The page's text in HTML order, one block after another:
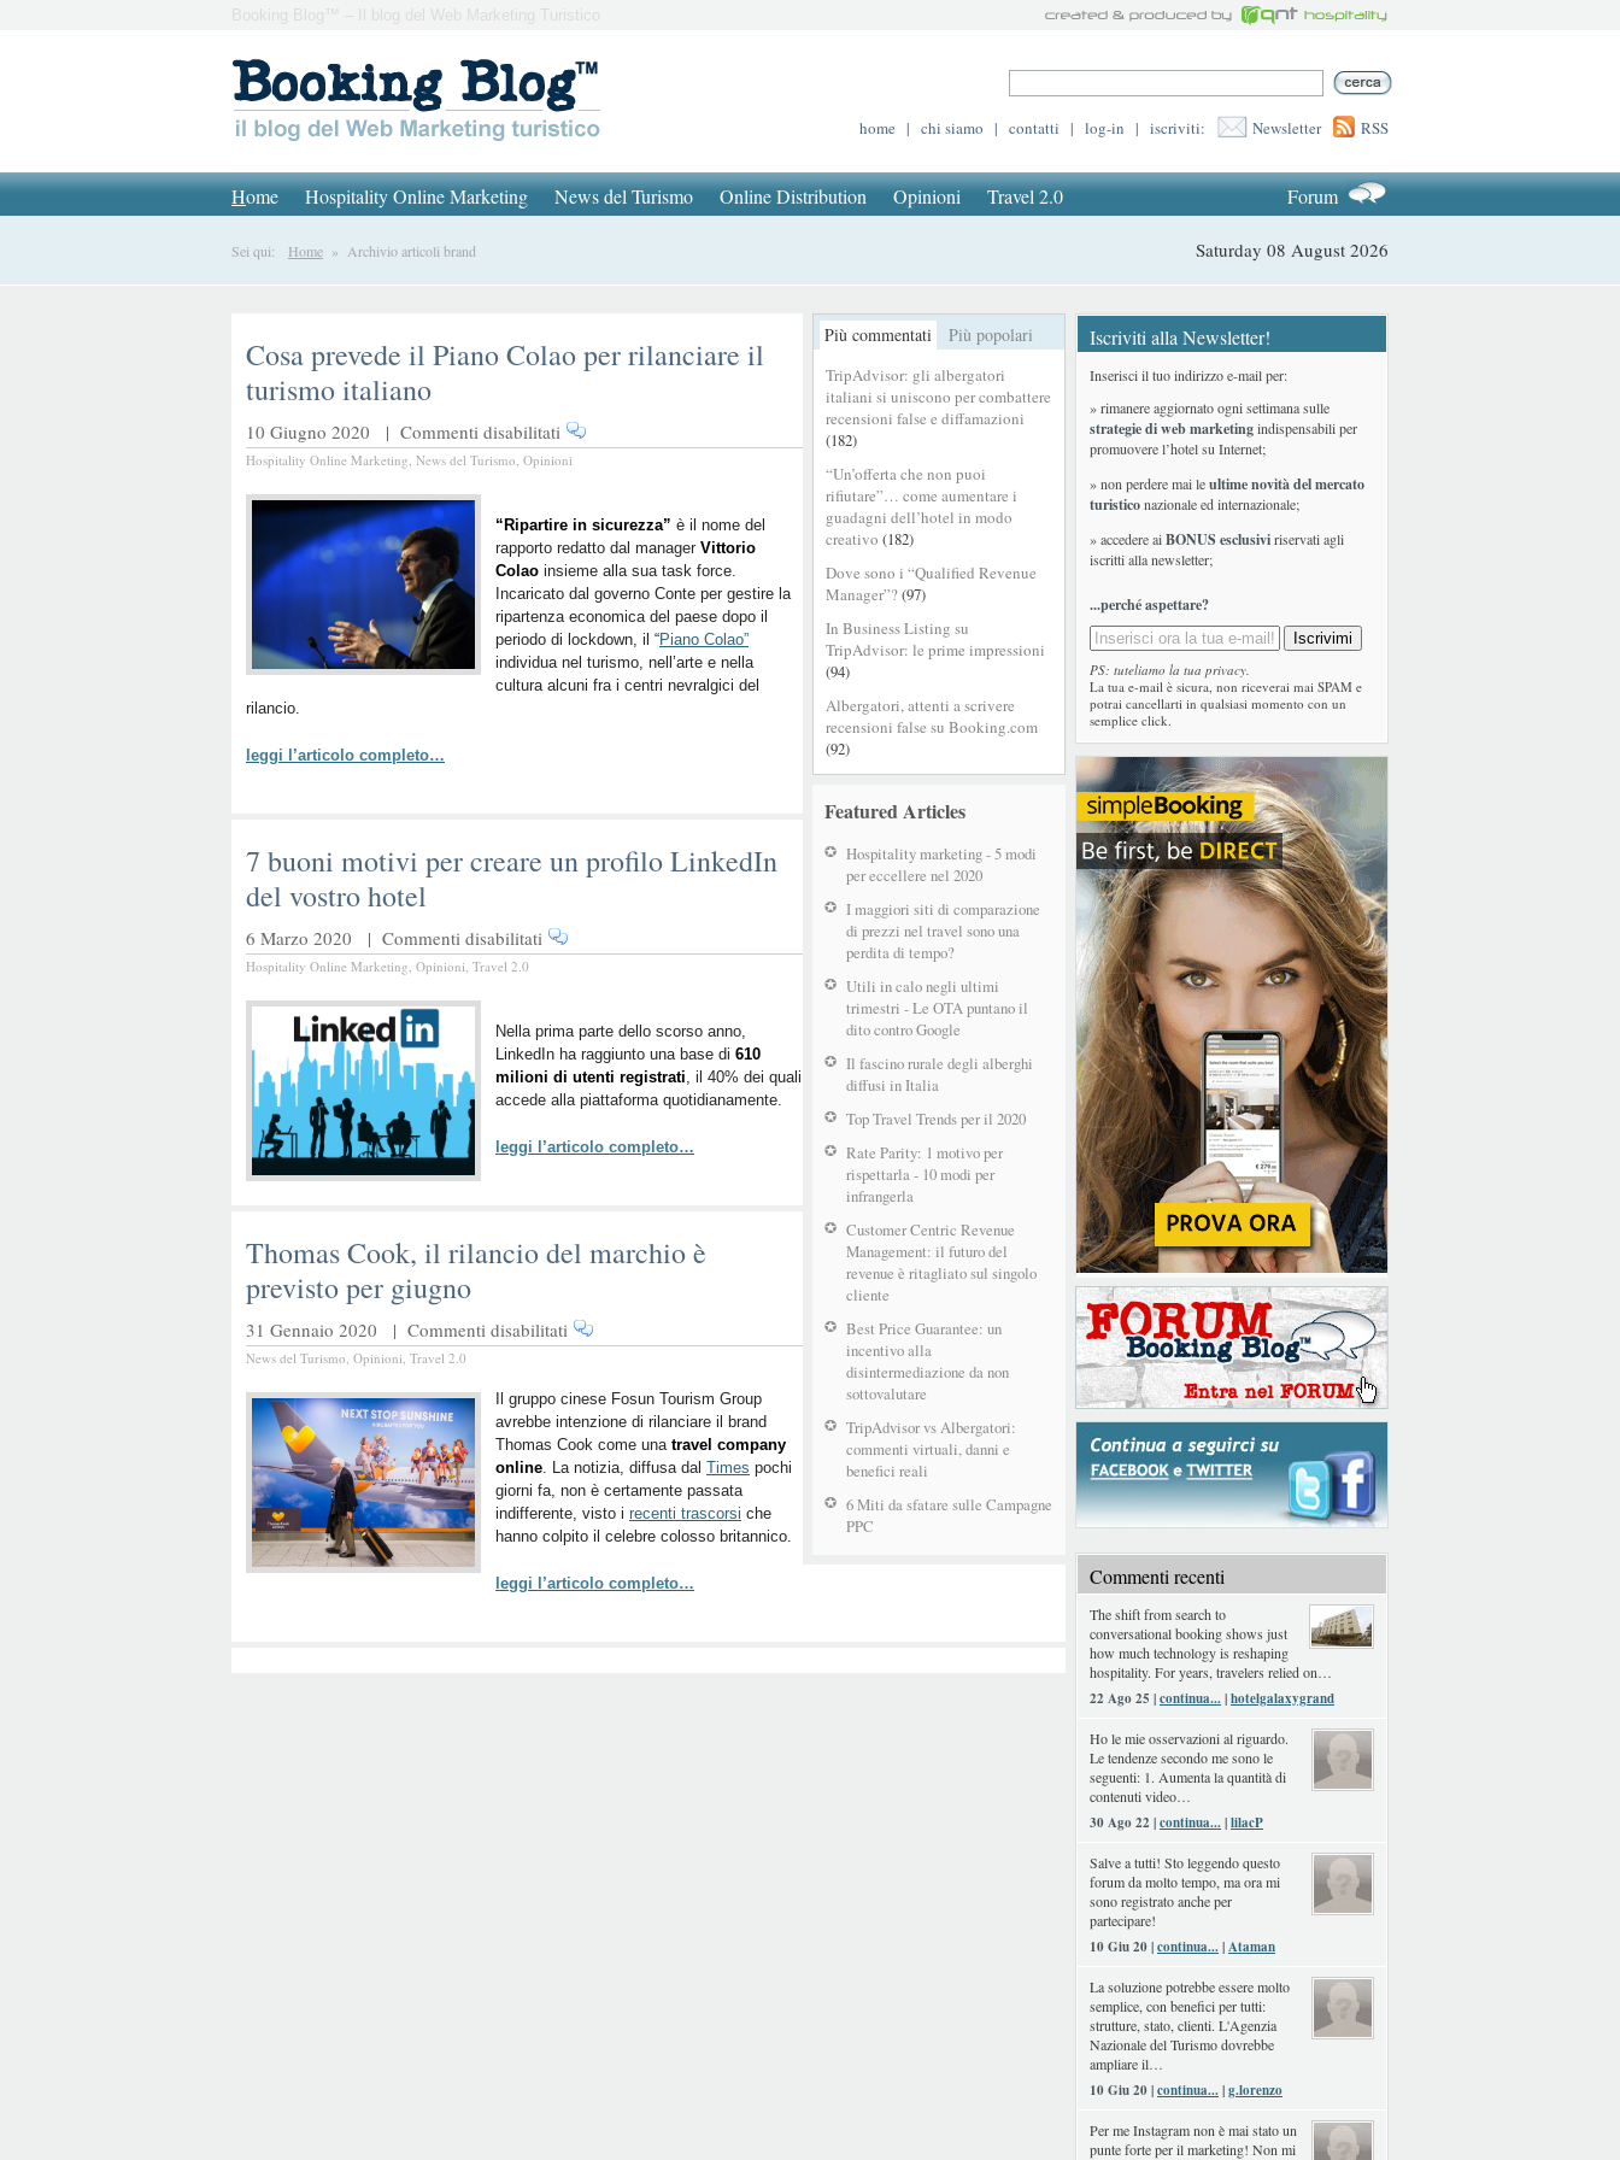
Booking Blog™ – Il blog del Web Marketing Turistico
home | chi siamo | contatti | log-in | iscriviti: Newsletter RSS
Home Hospitality Online Marketing News del Turismo Online Distribution Opinioni Travel 2.0 Forum
Sei qui: Home » Archivio articoli brand Saturday 08 August 2026
Più commentati Più popolari
TripAdvisor: gli albergatori
italiani si uniscono per combattere
recensioni false e diffamazioni
(182)
“Un’offerta che non puoi
rifiutare”… come aumentare i
guadagni dell’hotel in modo
creativo (182)
Dove sono i “Qualified Revenue
Manager”?(97)
In Business Listing su
TripAdvisor: le prime impressioni
(94)
Albergatori, attenti a scrivere
recensioni false su Booking.com
(92)
Featured Articles
Hospitality marketing - 5 modi
per eccellere nel 2020
I maggiori siti di comparazione
di prezzi nel travel sono una
perdita di tempo?
Utili in calo negli ultimi
trimestri - Le OTA puntano il
dito contro Google
Il fascino rurale degli alberghi
diffusi in Italia
Top Travel Trends per il 2020
Rate Parity: 1 motivo per
rispettarla - 10 modi per
infrangerla
Customer Centric Revenue
Management: il futuro del
revenue è ritagliato sul singolo
cliente
Best Price Guarantee: un
incentivo alla
disintermediazione da non
sottovalutare
TripAdvisor vs Albergatori:
commenti virtuali, danni e
benefici reali
6 Miti da sfatare sulle Campagne
PPC
Cosa prevede il Piano Colao per rilanciare il
turismo italiano
10 Giugno 2020 | Commenti disabilitati su
Cosa
Piano
Colao
per
rilanciare
il
turismo
italiano
Hospitality Online Marketing, News del Turismo, Opinioni
“Ripartire in sicurezza” è il nome del
rapporto redatto dal manager Vittorio
Colao insieme alla sua task force.
Incaricato dal governo Conte per gestire la
ripartenza economica del paese dopo il
periodo di lockdown, il “Piano Colao”
individua nel turismo, nell’arte e nella
cultura alcuni fra i centri nevralgici del
rilancio.
leggi l’articolo completo…
7 buoni motivi per creare un profilo LinkedIn
del vostro hotel
6 Marzo 2020 | Commenti disabilitati su
7
per
creare
un
profilo
del
Hospitality Online Marketing, Opinioni, Travel 2.0
Nella prima parte dello scorso anno,
LinkedIn ha raggiunto una base di 610
milioni di utenti registrati, il 40% dei quali
accede alla piattaforma quotidianamente.
leggi l’articolo completo…
Thomas Cook, il rilancio del marchio è
previsto per giugno
31 Gennaio 2020 | Commenti disabilitati su
Thomas
il
rilancio
del
marchio
è
previsto
per
News del Turismo, Opinioni, Travel 2.0
Il gruppo cinese Fosun Tourism Group
avrebbe intenzione di rilanciare il brand
Thomas Cook come una travel company
online. La notizia, diffusa dal Times pochi
giorni fa, non è certamente passata
indifferente, visto i recenti trascorsi che
hanno colpito il celebre colosso britannico.
leggi l’articolo completo…
Iscriviti alla Newsletter!
Inserisci il tuo indirizzo e-mail per:
» rimanere aggiornato ogni settimana sulle
strategie di web marketingindispensabili per
promuovere l’hotel su Internet;
» non perdere mai leultime novità del mercato
turisticonazionale ed internazionale;
» accedere aiBONUS esclusiviriservati agli
iscritti alla newsletter;
...perché aspettare?
PS: tuteliamo la tua privacy.
La tua e-mail è sicura, non riceverai mai SPAM e
potrai cancellarti in qualsiasi momento con un
semplice click.
Commenti recenti
The shift from search to
conversational booking shows just
how much technology is reshaping
hospitality. For years, travelers relied on…
22 Ago 25 |continua...|hotelgalaxygrand
Ho le mie osservazioni al riguardo.
Le tendenze secondo me sono le
seguenti: 1. Aumenta la quantità di
contenuti video…
30 Ago 22 |continua...|lilacP
Salve a tutti! Sto leggendo questo
forum da molto tempo, ma ora mi
sono registrato anche per
partecipare!
10 Giu 20 |continua...|Ataman
La soluzione potrebbe essere molto
semplice, con benefici per tutti:
strutture, stato, clienti. L'Agenzia
Nazionale del Turismo dovrebbe
ampliare il…
10 Giu 20 |continua...|g.lorenzo
Per me Instagram non è mai stato un
punte forte per il marketing! Non mi